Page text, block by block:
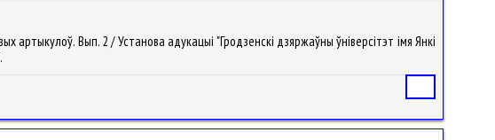
артыкулоў. Вып. 2 / Установа адукацыі "Гродзенскі дзяржаўны ўніверсітэт імя Янкі